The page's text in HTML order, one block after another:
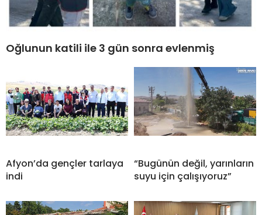
Oğlunun katili ile 3 gün sonra evlenmiş
Afyon’da gençler tarlaya
indi
“Bugünün değil, yarınların
suyu için çalışıyoruz”